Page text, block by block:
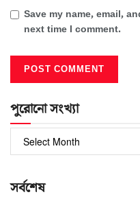
Save my name, email,
next time I comment.
পুরোনো সংখ্যা
পুরোনো
সংখ্যা
সর্বশেষ